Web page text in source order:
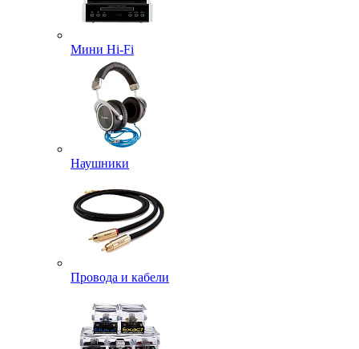
Мини Hi-Fi
Наушники
Провода и кабели